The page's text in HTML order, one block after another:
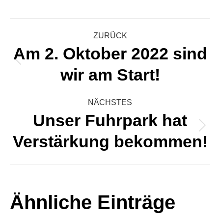
ZURÜCK
Beitrag:
Am 2. Oktober 2022 sind
wir am Start!
NÄCHSTES
Nächster
Beitrag:
Unser Fuhrpark hat
Verstärkung bekommen!
Ähnliche Einträge